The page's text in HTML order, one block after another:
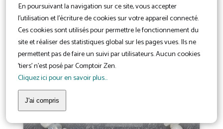
En poursuivant la navigation sur ce site, vous accepter
l'utilisation et l'écriture de cookies sur votre appareil connecté.
Ces cookies sont utilisés pour permettre le fonctionnement du
site et réaliser des statistiques global sur les pages vues. Ils ne
permettent pas de faire un suivi par utilisateurs. Aucun cookies
'tiers' n'est posé par Comptoir Zen.
Cliquez ici pour en savoir plus...
J'ai compris